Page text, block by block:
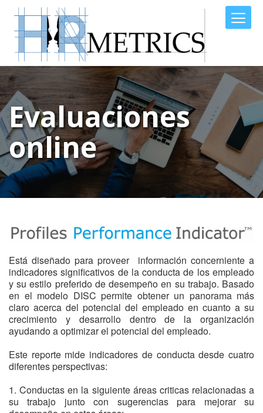
Evaluaciones
online
Está diseñado para proveer información concerniente a
indicadores significativos de la conducta de los empleado
y su estilo preferido de desempeño en su trabajo. Basado
en el modelo DISC permite obtener un panorama más
claro acerca del potencial del empleado en cuanto a su
crecimiento y desarrollo dentro de la organización
ayudando a optimizar el potencial del empleado.
Este reporte mide indicadores de conducta desde cuatro
diferentes perspectivas:
Conductas en la siguiente áreas criticas relacionadas a
su trabajo junto con sugerencias para mejorar su